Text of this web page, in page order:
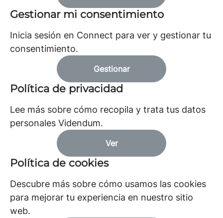
Gestionar mi consentimiento
Inicia sesión en Connect para ver y gestionar tu
consentimiento.
Gestionar
Política de privacidad
Lee más sobre cómo recopila y trata tus datos
personales Videndum.
Ver
Política de cookies
Descubre más sobre cómo usamos las cookies
para mejorar tu experiencia en nuestro sitio
web.